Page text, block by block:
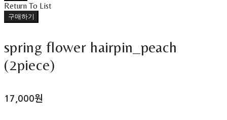
Return To List
구매하기
spring flower hairpin_peach
(2piece)
17,000원